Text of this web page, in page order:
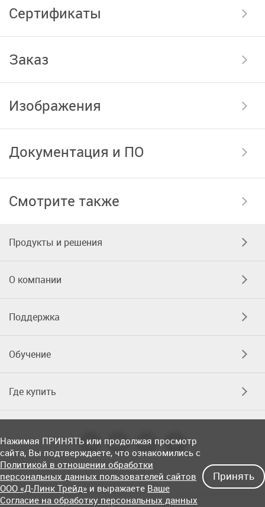
Сертификаты
Заказ
Изображения
Документация и ПО
Смотрите также
Продукты и решения
О компании
Поддержка
Обучение
Где купить
Нажимая ПРИНЯТЬ или продолжая просмотр
сайта, Вы подтверждаете, что ознакомились с
Политикой в отношении обработки
персональных данных пользователей сайтов
ООО «Д-Линк Трейд» и выражаете Ваше
Согласие на обработку персональных данных
Принять